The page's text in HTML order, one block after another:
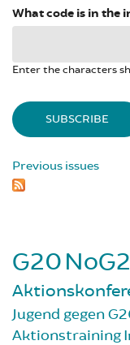
What code is in the
Enter the characters
Previous issues
G20
Jugend gegen
Aktionstraining